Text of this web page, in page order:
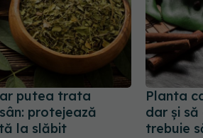
putea trata
protejează
la slăbit
Planta
dar și să
trebuie